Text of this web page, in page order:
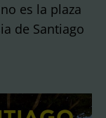
es la plaza
de Santiago